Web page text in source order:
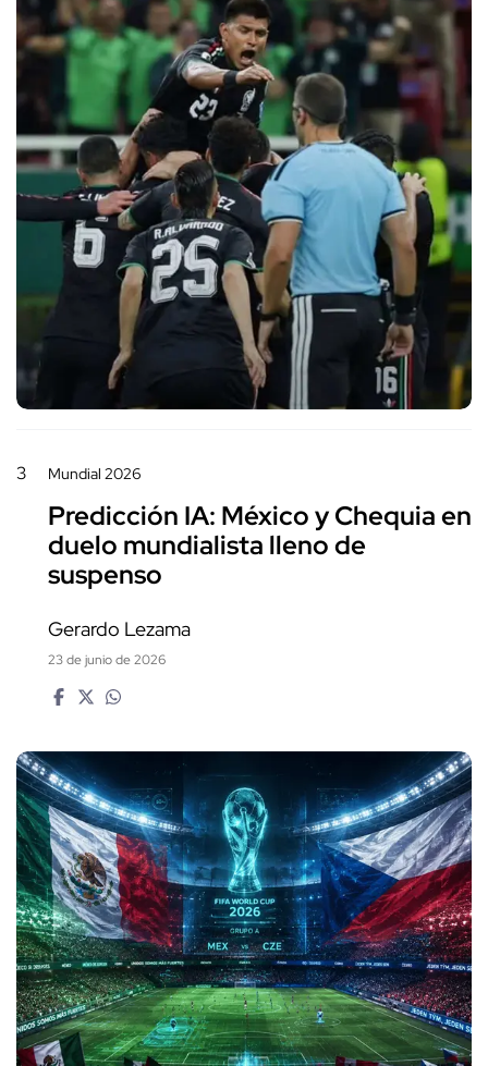
3 Mundial 2026
Predicción IA: México y Chequia en
duelo mundialista lleno de
suspenso
Gerardo Lezama
23 de junio de 2026